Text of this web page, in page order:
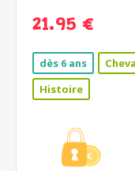
21.95 €
dès 6 ans
Histoire